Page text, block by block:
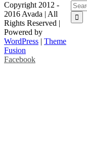
Copyright 2012 -
2016 Avada | All
Rights Reserved |
Powered by
WordPress | Theme
Fusion
Facebook